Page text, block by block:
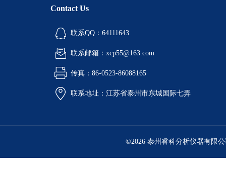
Contact Us
联系QQ：64111643
联系邮箱：xcp55@163.com
传真：86-0523-86088165
联系地址：江苏省泰州市东城国际七弄
©2026 泰州睿科分析仪器有限